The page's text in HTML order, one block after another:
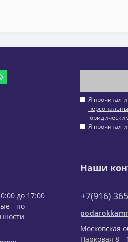
Я прочитал
Я прочитал
до 17:00
- по
Наши
+7(916)
Московская
Парковая 8 -